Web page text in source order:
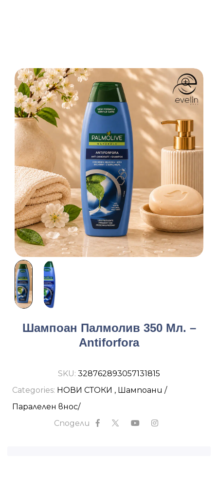
Шампоан Палмолив 350 Мл. –
Antiforfora
SKU: 328762893057131815
Categories: НОВИ СТОКИ , Шампоани /
Паралелен внос/
Сподели